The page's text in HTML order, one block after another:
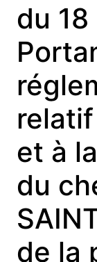
du
relatif
et à
du
de la